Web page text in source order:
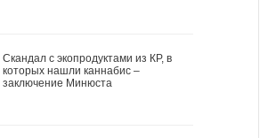
Скандал с экопродуктами из КР, в
которых нашли каннабис –
заключение Минюста